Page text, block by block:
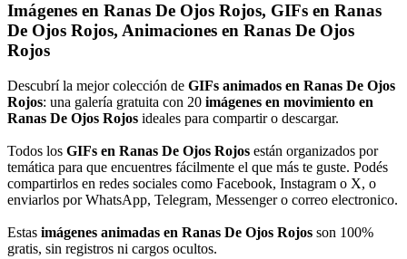
Imágenes en Ranas De Ojos Rojos, GIFs en Ranas
De Ojos Rojos, Animaciones en Ranas De Ojos
Rojos
Descubrí la mejor colección de GIFs animados en Ranas De Ojos
Rojos: una galería gratuita con 20 imágenes en movimiento en
Ranas De Ojos Rojos ideales para compartir o descargar.
Todos los GIFs en Ranas De Ojos Rojos están organizados por
temática para que encuentres fácilmente el que más te guste. Podés
compartirlos en redes sociales como Facebook, Instagram o X, o
enviarlos por WhatsApp, Telegram, Messenger o correo electronico.
Estas imágenes animadas en Ranas De Ojos Rojos son 100%
gratis, sin registros ni cargos ocultos.